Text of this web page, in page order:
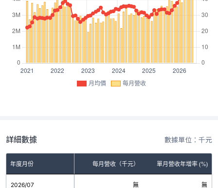
月均價 每月營收
詳細數據 數據單位：千元
年度月份 每月營收（千元） 單月營收年增率 (%)
2026/07 無 無